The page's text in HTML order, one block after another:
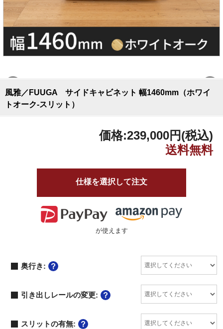
風雅／FUUGA サイドキャビネット 幅1460mm（ホワイ
トオーク-スリット）
価格:239,000円(税込)
仕様を選択して注文
が使えます
奥行き:
引き出しレールの変更:
スリットの有無: